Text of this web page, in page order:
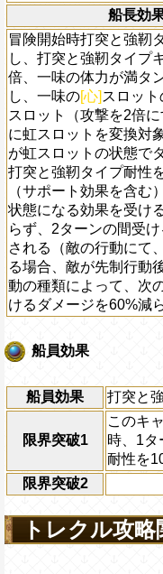
船長効
冒険開始時打突と強靭
し、打突と強靭タイプ
倍、一味の体力が満タ
し、一味の[心] スロット
スロット（攻撃を2倍
に虹スロットを変換対
が虹スロットの状態で
打突と強靭タイプ耐性
（サポート効果を含む
状態になる効果を受け
らず、2ターンの間受
される（敵の行動にて
る場合、敵が先制行動
動の種類によって、次
けるダメージを60%減
船員効果
船員効果 打突と
限界突破1
このキ
時、1タ
耐性を
限界突破2
トレクル攻